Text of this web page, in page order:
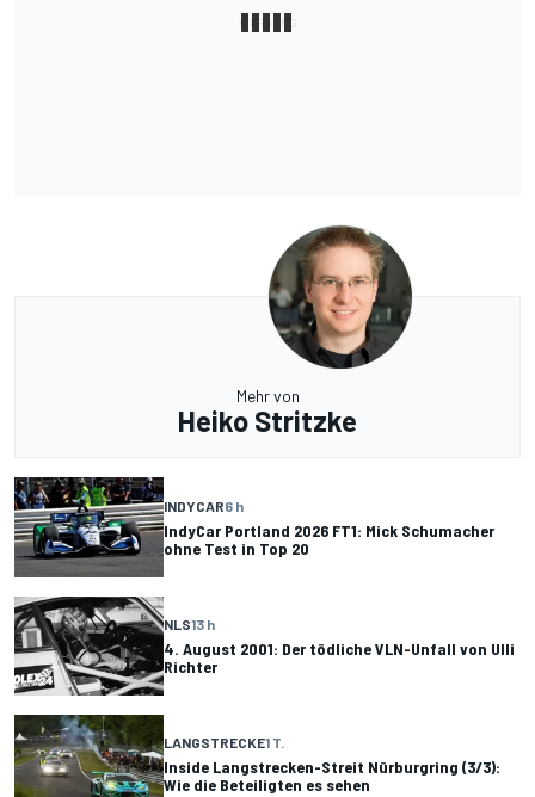
Mehr von
Heiko Stritzke
INDYCAR6 h
IndyCar Portland 2026 FT1: Mick Schumacher
ohne Test in Top 20
NLS13 h
4. August 2001: Der tödliche VLN-Unfall von Ulli
Richter
LANGSTRECKE1 T.
Inside Langstrecken-Streit Nürburgring (3/3):
Wie die Beteiligten es sehen